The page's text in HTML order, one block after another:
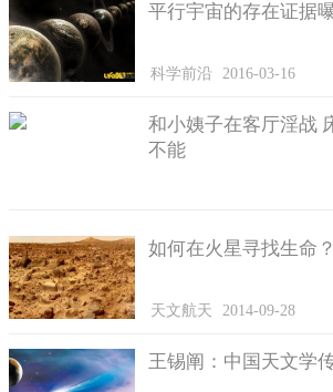
平行宇宙的存在证据
科学前沿 2016-03-16
和小姨子在客厅淫战
不能
如何在火星寻找生命
天文航天 2014-09-28
王锡阐：中国天文学